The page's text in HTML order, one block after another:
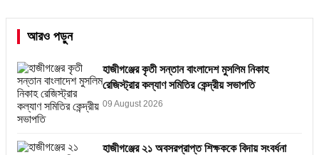
আরও পড়ুন
হাজীগঞ্জের কৃতী সন্তান বাংলাদেশ মুসলিম নিকাহ
রেজিস্ট্রার কল্যাণ সমিতির কেন্দ্রীয় সভাপতি
09 August 2026
হাজীগঞ্জের ২১ অবসরপ্রাপ্ত শিক্ষককে বিদায় সংবর্ধনা